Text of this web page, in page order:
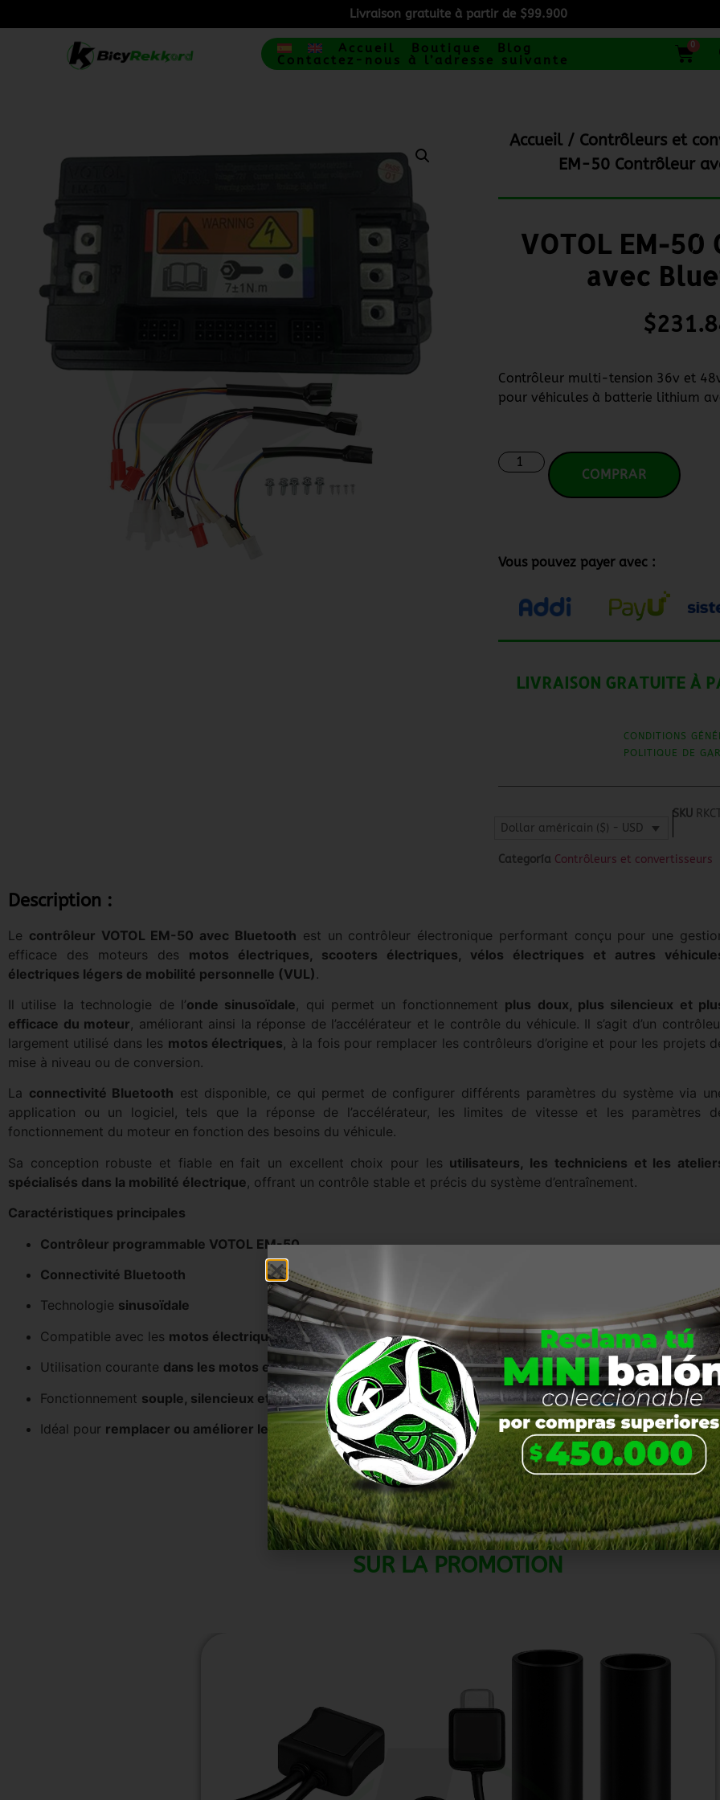
Livraison gratuite à partir de $99.900
Accueil Boutique
Blog
Contactez-nous à l’adresse suivante
0
Accueil/ Contrôleurs et
EM-50 Contrôleur
VOTOL EM-
avec
$
Contrôleur multi-tension 36v et
pour véhicules à batterie lithium
COMPRAR
Vous pouvez payer avec :
LIVRAISON GRATUITE À
CONDITIONS
POLITIQUE DE
Dollar américain ($) - USD
SKU
Categoría Contrôleurs et convertisseurs
Description :
Le contrôleur VOTOL EM-50 avec Bluetooth est un contrôleur électronique performant conçu pour une
efficace des moteurs des motos électriques, scooters électriques, vélos électriques et autres
électriques légers de mobilité personnelle (VUL) .
Il utilise la technologie de l’onde sinusoïdale, qui permet un fonctionnement plus doux, plus silencieux et
efficace du moteur, améliorant ainsi la réponse de l’accélérateur et le contrôle du véhicule. Il s’agit d’un
largement utilisé dans les motos électriques, à la fois pour remplacer les contrôleurs d’origine et pour les projets
mise à niveau ou de conversion.
La connectivité Bluetooth est disponible, ce qui permet de configurer différents paramètres du système via
application ou un logiciel, tels que la réponse de l’accélérateur, les limites de vitesse et les paramètres
fonctionnement du moteur en fonction des besoins du véhicule.
Sa conception robuste et fiable en fait un excellent choix pour les utilisateurs, les techniciens et les
spécialisés dans la mobilité électrique, offrant un contrôle stable et précis du système d’entraînement.
Caractéristiques principales
Contrôleur programmable VOTOL EM-50
Connectivité Bluetooth
Technologie sinusoïdale
Compatible avec les motos électriques, les scooters électriques et les vélos électriques
Utilisation courante dans les motos et les véhicules électriques légers à mobilité personnelle (VELMPU)
Fonctionnement souple, silencieux et efficace
Idéal pour remplacer ou améliorer les contrôleurs d’origine
SUR LA PROMOTION